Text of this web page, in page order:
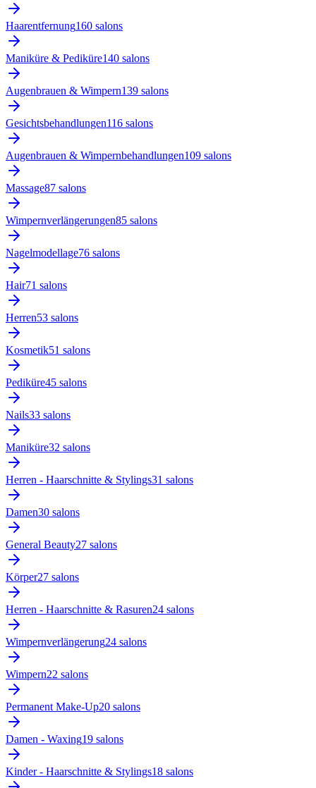
Haarentfernung160 salons
Maniküre & Pediküre140 salons
Augenbrauen & Wimpern139 salons
Gesichtsbehandlungen116 salons
Augenbrauen & Wimpernbehandlungen109 salons
Massage87 salons
Wimpernverlängerungen85 salons
Nagelmodellage76 salons
Hair71 salons
Herren53 salons
Kosmetik51 salons
Pediküre45 salons
Nails33 salons
Maniküre32 salons
Herren - Haarschnitte & Stylings31 salons
Damen30 salons
General Beauty27 salons
Körper27 salons
Herren - Haarschnitte & Rasuren24 salons
Wimpernverlängerung24 salons
Wimpern22 salons
Permanent Make-Up20 salons
Damen - Waxing19 salons
Kinder - Haarschnitte & Stylings18 salons